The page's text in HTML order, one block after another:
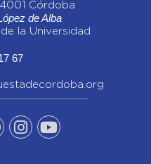
Córdoba
de Alba
la Universidad
67